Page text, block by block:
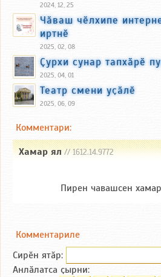
2024, 12, 25
Чӑваш чӗлхипе
иртнӗ
2025, 02, 08
Ҫурхи сунар тапхӑрӗ
2025, 04, 01
Театр смени уҫӑлӗ
2025, 06, 09
Комментари:
Хамар ял// 1612.14.9772
Пирен чавашсен
Комментариле
Сирӗн ятӑp:
Анлӑлатса ҫырни: